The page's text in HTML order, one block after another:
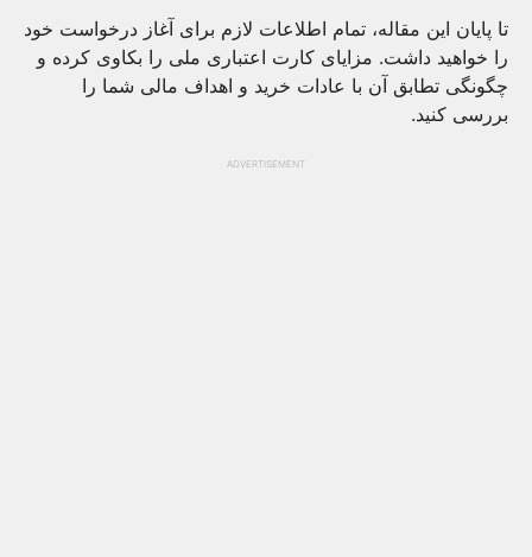
تا پایان این مقاله، تمام اطلاعات لازم برای آغاز درخواست خود
را خواهید داشت. مزایای کارت اعتباری ملی را بکاوی کرده و
چگونگی تطابق آن با عادات خرید و اهداف مالی شما را
بررسی کنید.
ADVERTISEMENT